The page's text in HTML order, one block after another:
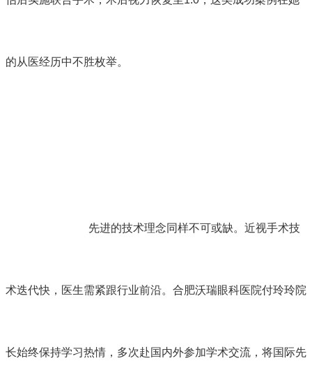
的从医经历中不胜枚举。
先进的技术理念同样不可或缺。近视手术技
术迭代快，医生需紧跟行业前沿。 合肥沃瑞眼科医院付玲玲院
长始终保持学习热情，多次赴国内外参加学术交流，将国际先